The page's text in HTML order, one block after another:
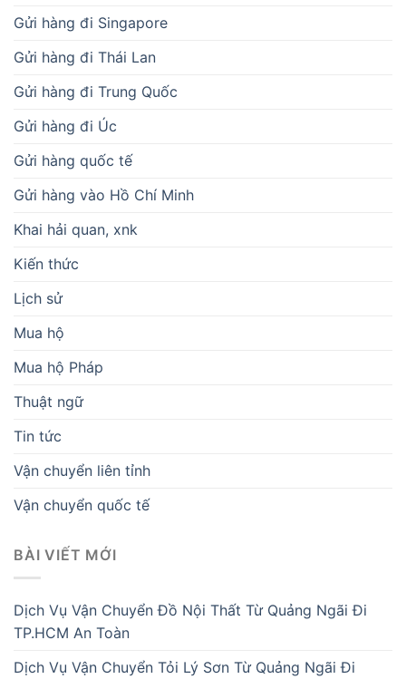
Gửi hàng đi Singapore
Gửi hàng đi Thái Lan
Gửi hàng đi Trung Quốc
Gửi hàng đi Úc
Gửi hàng quốc tế
Gửi hàng vào Hồ Chí Minh
Khai hải quan, xnk
Kiến thức
Lịch sử
Mua hộ
Mua hộ Pháp
Thuật ngữ
Tin tức
Vận chuyển liên tỉnh
Vận chuyển quốc tế
BÀI VIẾT MỚI
Dịch Vụ Vận Chuyển Đồ Nội Thất Từ Quảng Ngãi Đi
TP.HCM An Toàn
Dịch Vụ Vận Chuyển Tỏi Lý Sơn Từ Quảng Ngãi Đi